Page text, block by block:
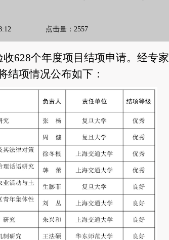
点击量：2557
收628个年度项目结项申请。经专家
结项情况公布如下：